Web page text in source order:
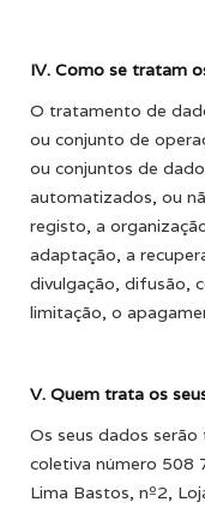
IV. Como se tratam
O tratamento de
ou conjunto de
ou conjuntos de
automatizados, ou
registo, a
adaptação, a
divulgação, difusão,
limitação, o
V. Quem trata os
Os seus dados
coletiva número 508
Lima Bastos, nº2,